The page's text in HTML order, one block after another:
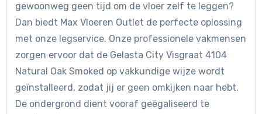
gewoonweg geen tijd om de vloer zelf te leggen?
Dan biedt Max Vloeren Outlet de perfecte oplossing
met onze legservice. Onze professionele vakmensen
zorgen ervoor dat de Gelasta City Visgraat 4104
Natural Oak Smoked op vakkundige wijze wordt
geïnstalleerd, zodat jij er geen omkijken naar hebt.
De ondergrond dient vooraf geëgaliseerd te